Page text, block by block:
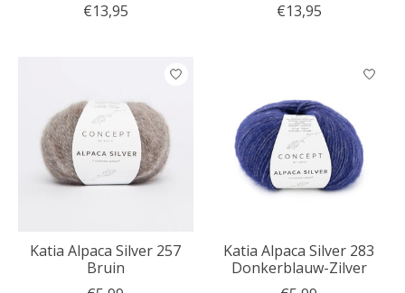
€13,95
€13,95
Katia Alpaca Silver 257
Bruin
Katia Alpaca Silver 283
Donkerblauw-Zilver